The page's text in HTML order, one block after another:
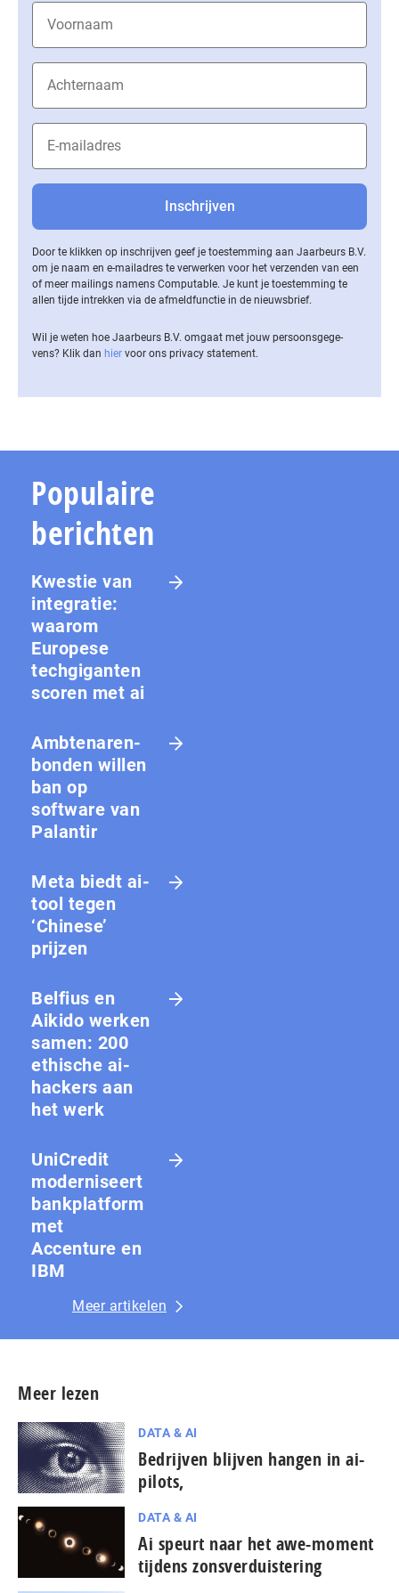
Door te klikken op inschrijven geef je toestemming aan Jaarbeurs B.V.
om je naam en e-mailadres te verwerken voor het verzenden van een
of meer mailings namens Computable. Je kunt je toestemming te
allen tijde intrekken via de af­meld­func­tie in de nieuwsbrief.
Wil je weten hoe Jaarbeurs B.V. omgaat met jouw per­soons­ge­ge­
vens? Klik dan hier voor ons privacy statement.
Populaire
berichten
Kwestie van
integratie:
waarom
Europese
techgiganten
scoren met ai
Amb­te­na­ren­
bon­den willen
ban op
software van
Palantir
Meta biedt ai-
tool tegen
‘Chinese’
prijzen
Belfius en
Aikido werken
samen: 200
ethische ai-
hackers aan
het werk
UniCredit
moderniseert
bankplatform
met
Accenture en
IBM
Meer artikelen
Meer lezen
DATA & AI
Bedrijven blijven hangen in ai-
pilots,
DATA & AI
Ai speurt naar het awe-moment
tijdens zons­ver­duis­te­ring